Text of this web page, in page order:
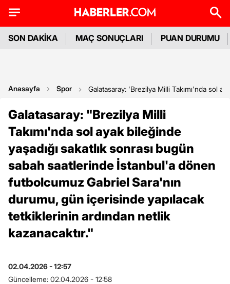
SON DAKİKA MAÇ SONUÇLARI PUAN DURUMU
Anasayfa Spor Galatasaray: 'Brezilya Milli Takımı'nda sol
Galatasaray: "Brezilya Milli
Takımı'nda sol ayak bileğinde
yaşadığı sakatlık sonrası bugün
sabah saatlerinde İstanbul'a dönen
futbolcumuz Gabriel Sara'nın
durumu, gün içerisinde yapılacak
tetkiklerinin ardından netlik
kazanacaktır."
02.04.2026 - 12:57
Güncelleme: 02.04.2026 - 12:58